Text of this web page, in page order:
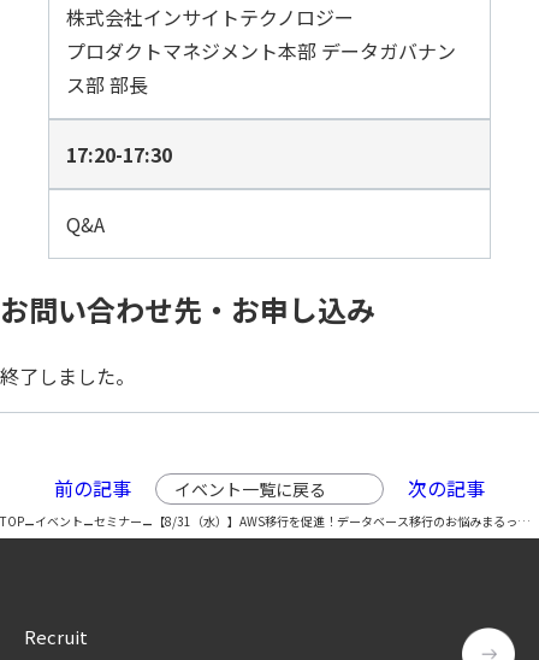
株式会社インサイトテクノロジー
プロダクトマネジメント本部 データガバナン
ス部 部長
17:20-17:30
Q&A
お問い合わせ先・お申し込み
終了しました。
前の記事 次の記事
イベント一覧に戻る
TOP–イベント–セミナー– 【8/31（水）】AWS移行を促進！データベース移行のお悩みまるっと解決セミナー
Recruit